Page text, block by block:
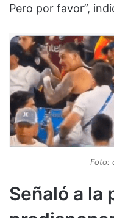
Pero por favor”,
Foto:
Señaló a la